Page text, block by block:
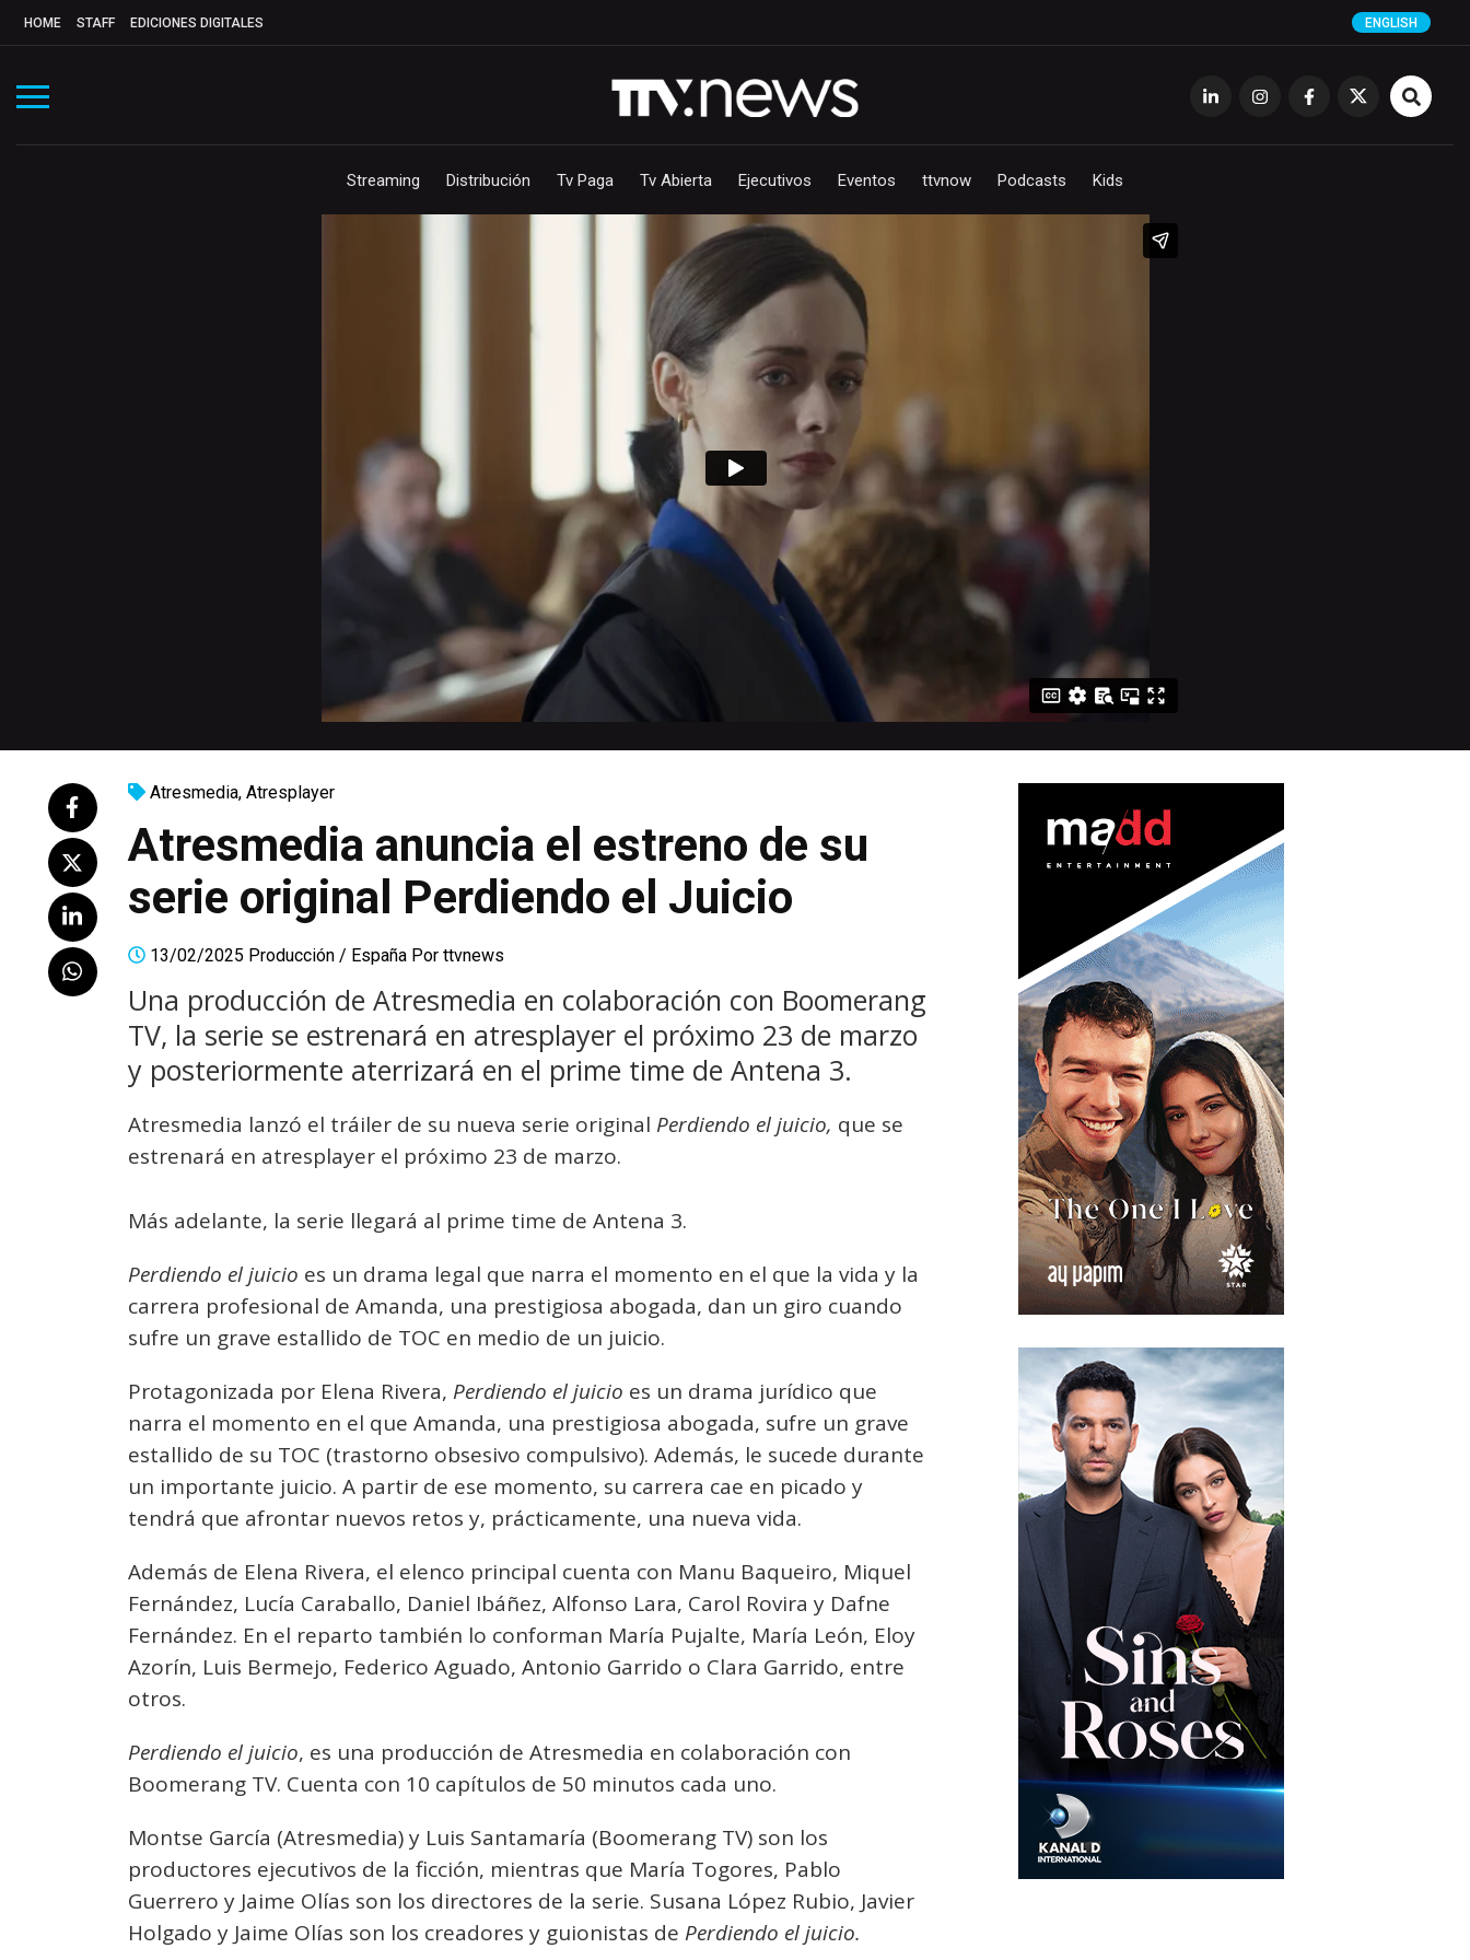
HOME STAFF EDICIONES DIGITALES ENGLISH
Streaming Distribución Tv Paga Tv Abierta Ejecutivos Eventos ttvnow Podcasts Kids
Atresmedia, Atresplayer
Atresmedia anuncia el estreno de su
serie original Perdiendo el Juicio
13/02/2025 Producción / España Por ttvnews
Una producción de Atresmedia en colaboración con Boomerang
TV, la serie se estrenará en atresplayer el próximo 23 de marzo
y posteriormente aterrizará en el prime time de Antena 3.
Atresmedia lanzó el tráiler de su nueva serie original Perdiendo el juicio, que se
estrenará en atresplayer el próximo 23 de marzo.
Más adelante, la serie llegará al prime time de Antena 3.
Perdiendo el juicio es un drama legal que narra el momento en el que la vida y la
carrera profesional de Amanda, una prestigiosa abogada, dan un giro cuando
sufre un grave estallido de TOC en medio de un juicio.
Protagonizada por Elena Rivera, Perdiendo el juicio es un drama jurídico que
narra el momento en el que Amanda, una prestigiosa abogada, sufre un grave
estallido de su TOC (trastorno obsesivo compulsivo). Además, le sucede durante
un importante juicio. A partir de ese momento, su carrera cae en picado y
tendrá que afrontar nuevos retos y, prácticamente, una nueva vida.
Además de Elena Rivera, el elenco principal cuenta con Manu Baqueiro, Miquel
Fernández, Lucía Caraballo, Daniel Ibáñez, Alfonso Lara, Carol Rovira y Dafne
Fernández. En el reparto también lo conforman María Pujalte, María León, Eloy
Azorín, Luis Bermejo, Federico Aguado, Antonio Garrido o Clara Garrido, entre
otros.
Perdiendo el juicio, es una producción de Atresmedia en colaboración con
Boomerang TV. Cuenta con 10 capítulos de 50 minutos cada uno.
Montse García (Atresmedia) y Luis Santamaría (Boomerang TV) son los
productores ejecutivos de la ficción, mientras que María Togores, Pablo
Guerrero y Jaime Olías son los directores de la serie. Susana López Rubio, Javier
Holgado y Jaime Olías son los creadores y guionistas de Perdiendo el juicio.